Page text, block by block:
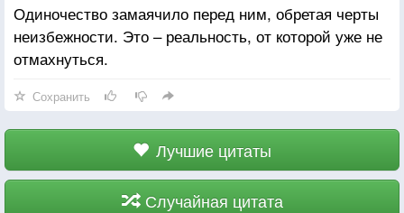
Одиночество замаячило перед ним, обретая черты
неизбежности. Это – реальность, от которой уже не
отмахнуться.
Сохранить
Лучшие цитаты
Случайная цитата